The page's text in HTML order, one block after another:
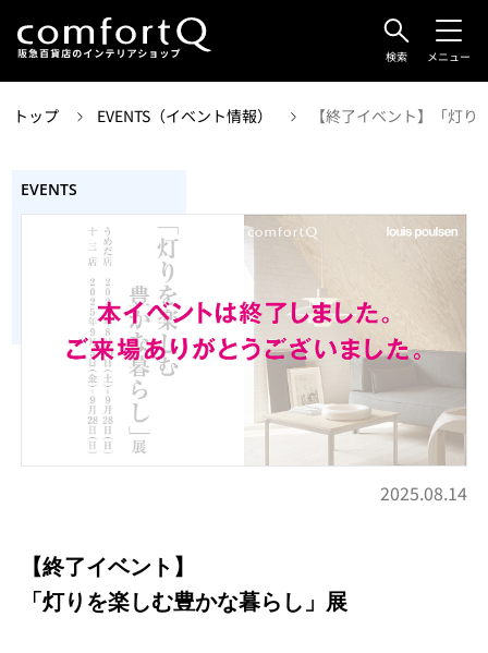
検索 メニュー
トップ EVENTS（イベント情報） 【終了イベント】「灯
EVENTS
2025.08.14
【終了イベント】
「灯りを楽しむ豊かな暮らし」展